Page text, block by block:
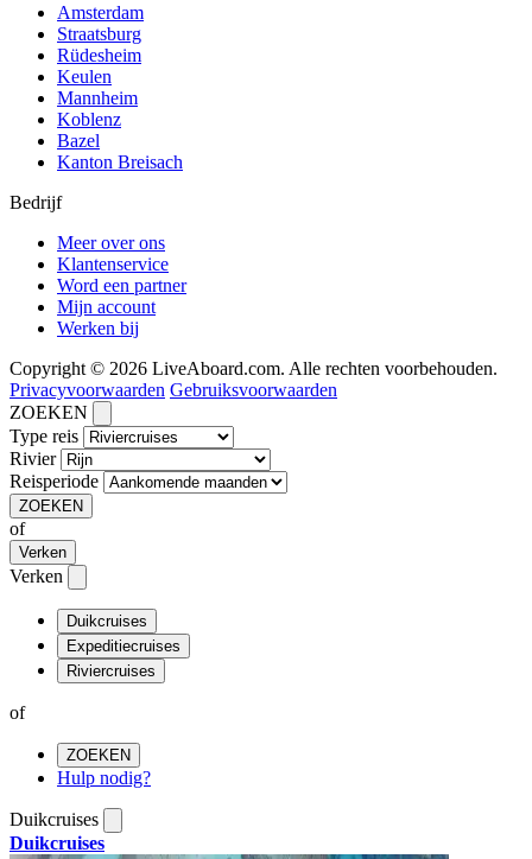
Amsterdam
Straatsburg
Rüdesheim
Keulen
Mannheim
Koblenz
Bazel
Kanton Breisach
Bedrijf
Meer over ons
Klantenservice
Word een partner
Mijn account
Werken bij
Copyright © 2026 LiveAboard.com. Alle rechten voorbehouden.
Privacyvoorwaarden Gebruiksvoorwaarden
ZOEKEN
Type reis
Rivier
Reisperiode
ZOEKEN
of
Verken
Verken
Duikcruises
Expeditiecruises
Riviercruises
of
ZOEKEN
Hulp nodig?
Duikcruises
Duikcruises